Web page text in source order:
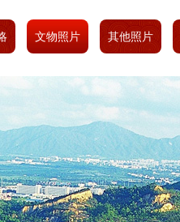
文物照片 其他照片